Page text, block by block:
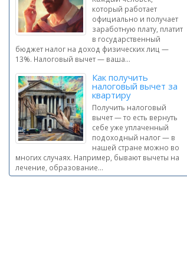
который работает
официально и получает
заработную плату, платит
в государственный
бюджет налог на доход физических лиц —
13%. Налоговый вычет — ваша...
Как получить
налоговый вычет за
квартиру
Получить налоговый
вычет — то есть вернуть
себе уже уплаченный
подоходный налог — в
нашей стране можно во
многих случаях. Например, бывают вычеты на
лечение, образование...